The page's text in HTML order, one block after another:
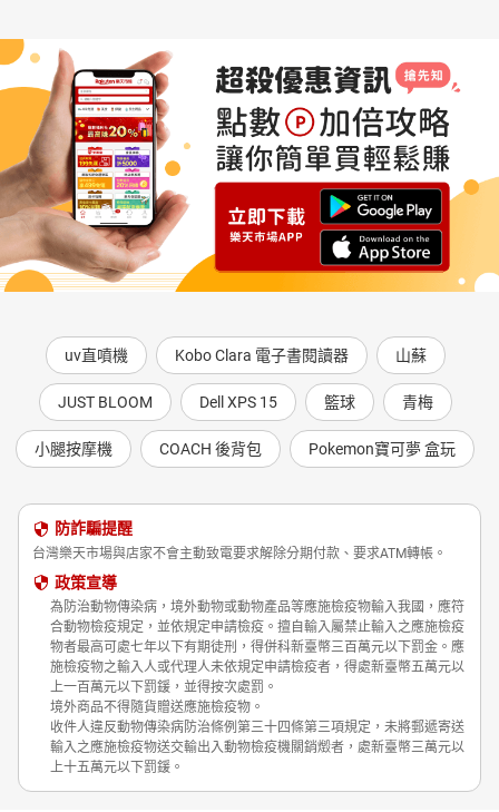
uv直噴機 Kobo Clara 電子書閱讀器 山蘇
JUST BLOOM Dell XPS 15 籃球 青梅
小腿按摩機 COACH 後背包 Pokemon寶可夢 盒玩
防詐騙提醒
台灣樂天市場與店家不會主動致電要求解除分期付款、要求ATM轉帳。
政策宣導
為防治動物傳染病，境外動物或動物產品等應施檢疫物輸入我國，應符
合動物檢疫規定，並依規定申請檢疫。擅自輸入屬禁止輸入之應施檢疫
物者最高可處七年以下有期徒刑，得併科新臺幣三百萬元以下罰金。應
施檢疫物之輸入人或代理人未依規定申請檢疫者，得處新臺幣五萬元以
上一百萬元以下罰鍰，並得按次處罰。
境外商品不得隨貨贈送應施檢疫物。
收件人違反動物傳染病防治條例第三十四條第三項規定，未將郵遞寄送
輸入之應施檢疫物送交輸出入動物檢疫機關銷燬者，處新臺幣三萬元以
上十五萬元以下罰鍰。